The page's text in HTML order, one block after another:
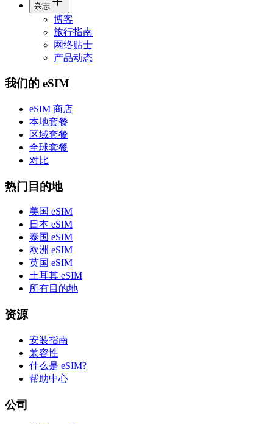
杂志
博客
旅行指南
网络贴士
产品动态
我们的 eSIM
eSIM 商店
本地套餐
区域套餐
全球套餐
对比
热门目的地
美国 eSIM
日本 eSIM
泰国 eSIM
欧洲 eSIM
英国 eSIM
土耳其 eSIM
所有目的地
资源
安装指南
兼容性
什么是 eSIM?
帮助中心
公司